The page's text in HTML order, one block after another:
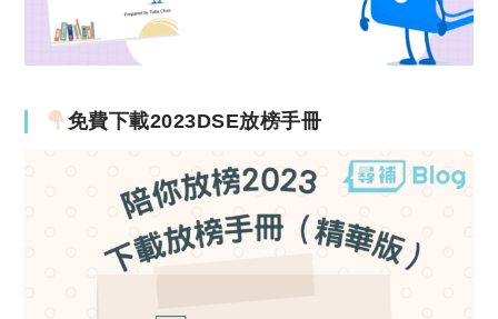
免費下載2023DSE放榜手冊